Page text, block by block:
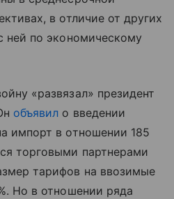
в отличие от других
ней по экономическому
«развязал» президент
объявил о введении
импорт в отношении 185
торговыми партнерами
тарифов на ввозимые
Но в отношении ряда